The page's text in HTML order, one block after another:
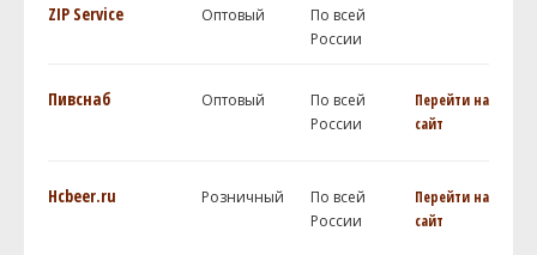
ZIP Service Оптовый
По всей
России
Пивснаб Оптовый
По всей
России
Перейти на
сайт
Hcbeer.ru Розничный
По всей
России
Перейти на
сайт